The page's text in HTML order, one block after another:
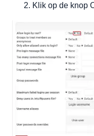
Klik op de knop